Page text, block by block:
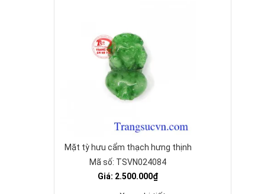
Mặt tỳ hưu cẩm thạch hưng thịnh
Mã số: TSVN024084
Giá: 2.500.000₫